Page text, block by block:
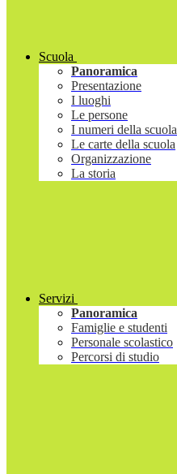
Scuola
Panoramica
Presentazione
I luoghi
Le persone
I numeri della scuola
Le carte della scuola
Organizzazione
La storia
Servizi
Panoramica
Famiglie e studenti
Personale scolastico
Percorsi di studio